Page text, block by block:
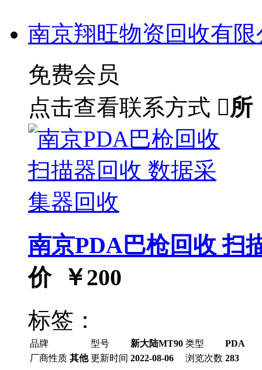
南京翔旺物资回收有限
免费会员
点击查看联系方式 所
南京PDA巴枪回收 扫
价 ￥200
标签：
品牌 型号 新大陆MT90 类型
PDA
厂商性质 其他 更新时间 2022-08-06 浏览次数 283